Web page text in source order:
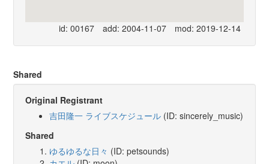
id: 00167 add: 2004-11-07 mod: 2019-12-14
Shared
Original Registrant
吉田隆一 ライブスケジュール (ID: sincerely_music)
Shared
ゆるゆるな日々 (ID: petsounds)